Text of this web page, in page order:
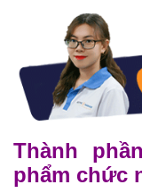
Thành
phẩm chức